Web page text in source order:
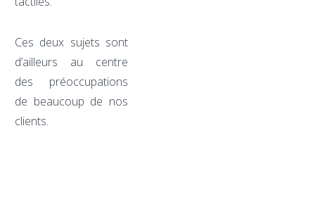
Ces deux sujets sont
d’ailleurs au centre
des préoccupations
de beaucoup de nos
clients.